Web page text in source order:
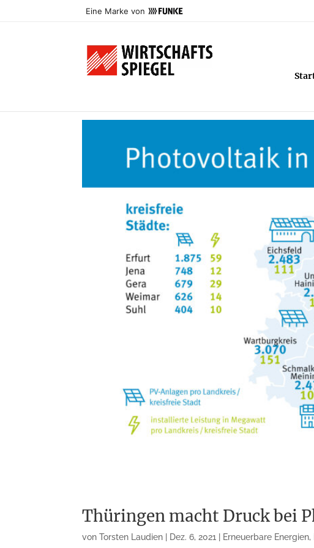
Eine Marke von
Thüringen macht Druck bei
vonTorsten Laudien | Dez. 6, 2021 | Erneuerbare Energien,